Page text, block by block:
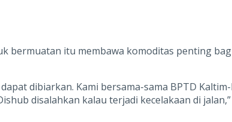
bermuatan itu membawa komoditas penting
dibiarkan. Kami bersama-sama BPTD
disalahkan kalau terjadi kecelakaan di